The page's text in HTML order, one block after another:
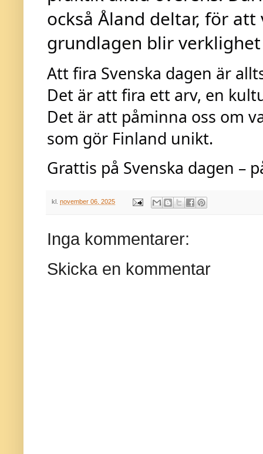
också Åland deltar, för
grundlagen blir
Att fira Svenska dagen är
Det är att fira ett arv, en
Det är att påminna oss om
som gör Finland unikt.
Grattis på Svenska dagen –
kl. november 06, 2025
Inga kommentarer:
Skicka en kommentar